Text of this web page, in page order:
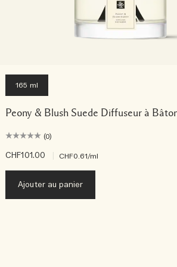
165 ml
Peony & Blush Suede Diffuseur à
(0)
CHF101.00 CHF0.61/ml
Ajouter au panier